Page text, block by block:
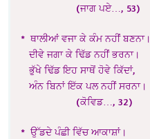
(ਜਾਗ ਪਏ…, 53)
* ਥਾਲੀਆਂ ਵਜਾ ਕੇ ਕੰਮ ਨਹੀਂ ਬਣਨਾ।
ਦੀਵੇ ਜਗਾ ਕੇ ਢਿੱਡ ਨਹੀਂ ਭਰਨਾ।
ਭੁੱਖੇ ਢਿੱਡ ਇਹ ਸਾਥੋਂ ਹੋਵੇ ਕਿੱਦਾਂ,
ਅੰਨ ਬਿਨਾਂ ਇੱਕ ਪਲ ਨਹੀਂ ਸਰਨਾ।
(ਕੋਵਿਡ…, 32)
* ਉੱਡਦੇ ਪੰਛੀ ਵਿੱਚ ਆਕਾਸ਼ਾਂ।